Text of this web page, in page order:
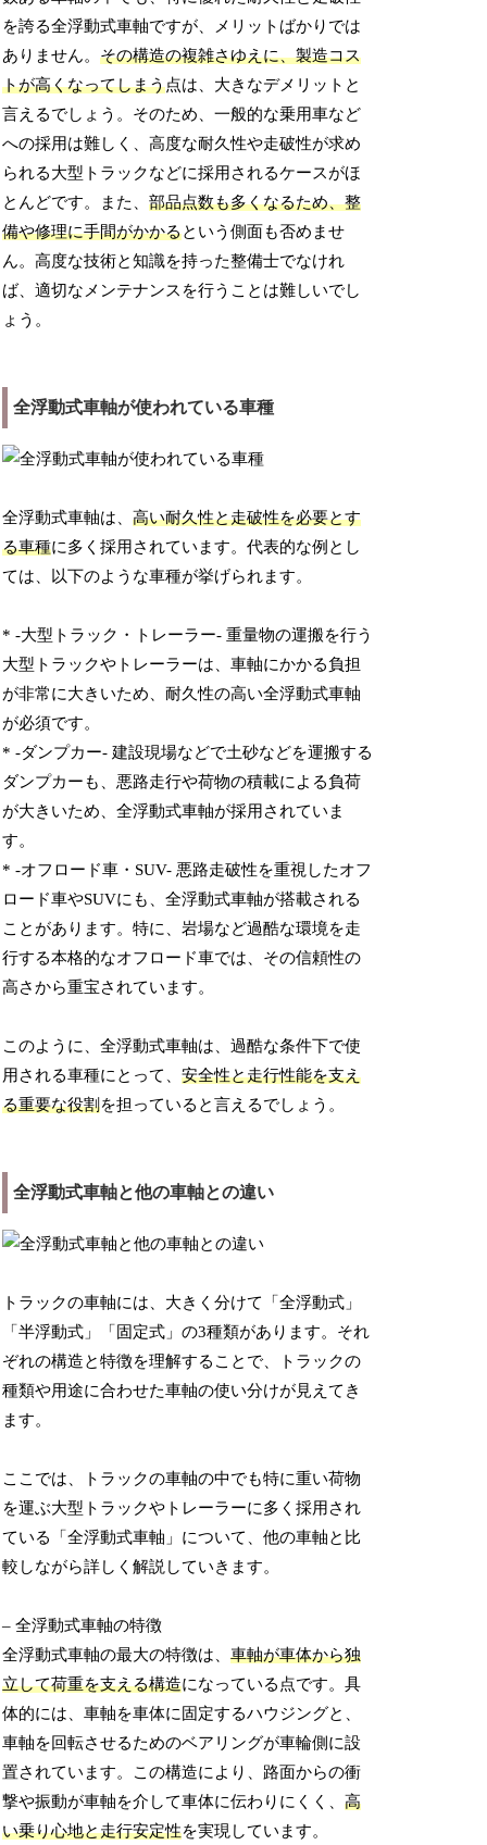
を誇る全浮動式車軸ですが、メリットばかりでは
ありません。その構造の複雑さゆえに、製造コス
トが高くなってしまう点は、大きなデメリットと
言えるでしょう。そのため、一般的な乗用車など
への採用は難しく、高度な耐久性や走破性が求め
られる大型トラックなどに採用されるケースがほ
とんどです。また、部品点数も多くなるため、整
備や修理に手間がかかるという側面も否めませ
ん。高度な技術と知識を持った整備士でなけれ
ば、適切なメンテナンスを行うことは難しいでし
ょう。
全浮動式車軸が使われている車種
全浮動式車軸は、高い耐久性と走破性を必要とす
る車種に多く採用されています。代表的な例とし
ては、以下のような車種が挙げられます。
* -大型トラック・トレーラー- 重量物の運搬を行う
大型トラックやトレーラーは、車軸にかかる負担
が非常に大きいため、耐久性の高い全浮動式車軸
が必須です。
* -ダンプカー- 建設現場などで土砂などを運搬する
ダンプカーも、悪路走行や荷物の積載による負荷
が大きいため、全浮動式車軸が採用されていま
す。
* -オフロード車・SUV- 悪路走破性を重視したオフ
ロード車やSUVにも、全浮動式車軸が搭載される
ことがあります。特に、岩場など過酷な環境を走
行する本格的なオフロード車では、その信頼性の
高さから重宝されています。
このように、全浮動式車軸は、過酷な条件下で使
用される車種にとって、安全性と走行性能を支え
る重要な役割を担っていると言えるでしょう。
全浮動式車軸と他の車軸との違い
トラックの車軸には、大きく分けて「全浮動式」
「半浮動式」「固定式」の3種類があります。それ
ぞれの構造と特徴を理解することで、トラックの
種類や用途に合わせた車軸の使い分けが見えてき
ます。
ここでは、トラックの車軸の中でも特に重い荷物
を運ぶ大型トラックやトレーラーに多く採用され
ている「全浮動式車軸」について、他の車軸と比
較しながら詳しく解説していきます。
– 全浮動式車軸の特徴
全浮動式車軸の最大の特徴は、車軸が車体から独
立して荷重を支える構造になっている点です。具
体的には、車軸を車体に固定するハウジングと、
車軸を回転させるためのベアリングが車輪側に設
置されています。この構造により、路面からの衝
撃や振動が車軸を介して車体に伝わりにくく、高
い乗り心地と走行安定性を実現しています。